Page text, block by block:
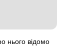
нього відомо